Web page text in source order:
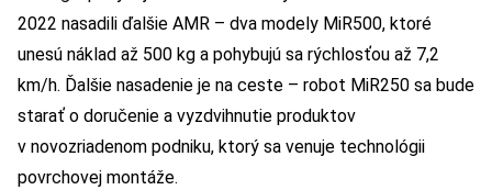
2022 nasadili ďalšie AMR – dva modely MiR500, ktoré
unesú náklad až 500 kg a pohybujú sa rýchlosťou až 7,2
km/h. Ďalšie nasadenie je na ceste – robot MiR250 sa bude
starať o doručenie a vyzdvihnutie produktov
v novozriadenom podniku, ktorý sa venuje technológii
povrchovej montáže.